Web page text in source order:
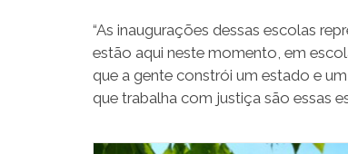
“As inaugurações dessas escolas
estão aqui neste momento, em
que a gente constrói um estado e
que trabalha com justiça são essas